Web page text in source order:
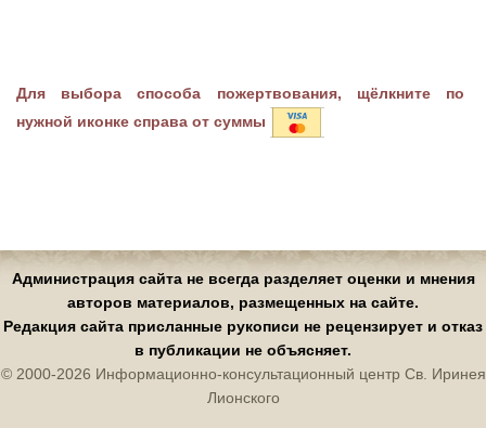
Для выбора способа пожертвования, щёлкните по
нужной иконке справа от суммы
Администрация сайта не всегда разделяет оценки и мнения
авторов материалов, размещенных на сайте.
Редакция сайта присланные рукописи не рецензирует и отказ
в публикации не объясняет.
© 2000-2026 Информационно-консультационный центр Св. Иринея
Лионского